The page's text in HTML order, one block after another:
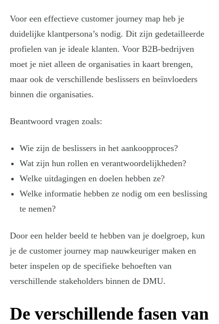
Voor een effectieve customer journey map heb je
duidelijke klantpersona’s nodig. Dit zijn gedetailleerde
profielen van je ideale klanten. Voor B2B-bedrijven
moet je niet alleen de organisaties in kaart brengen,
maar ook de verschillende beslissers en beïnvloeders
binnen die organisaties.
Beantwoord vragen zoals:
Wie zijn de beslissers in het aankoopproces?
Wat zijn hun rollen en verantwoordelijkheden?
Welke uitdagingen en doelen hebben ze?
Welke informatie hebben ze nodig om een beslissing
te nemen?
Door een helder beeld te hebben van je doelgroep, kun
je de customer journey map nauwkeuriger maken en
beter inspelen op de specifieke behoeften van
verschillende stakeholders binnen de DMU.
De verschillende fasen van